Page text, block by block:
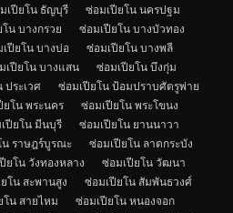
เปียโน ธัญบุรี
ซ่อมเปียโน นครปฐม
น บางกรวย
ซ่อมเปียโน บางบัวทอง
ปียโน บางบ่อ
ซ่อมเปียโน บางพลี
เปียโน บางแสน
ซ่อมเปียโน บึงกุ่ม
ประเวศ
ซ่อมเปียโน ป้อมปราบศัตรูพ่าย
ยโน พระนคร
ซ่อมเปียโน พระโขนง
ปียโน มีนบุรี
ซ่อมเปียโน ยานนาวา
น ราษฎร์บูรณะ
ซ่อมเปียโน ลาดกระบัง
ยโน วังทองหลาง
ซ่อมเปียโน วัฒนา
โน สะพานสูง
ซ่อมเปียโน สัมพันธวงศ์
โน สายไหม
ซ่อมเปียโน หนองจอก